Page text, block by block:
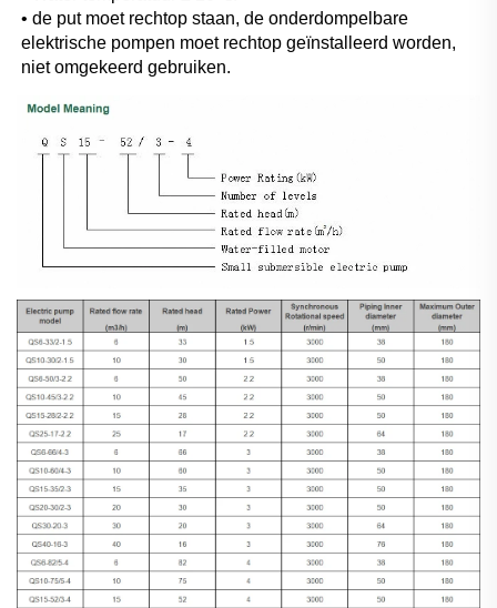
• de put moet rechtop staan, de onderdompelbare
elektrische pompen moet rechtop geïnstalleerd worden,
niet omgekeerd gebruiken.